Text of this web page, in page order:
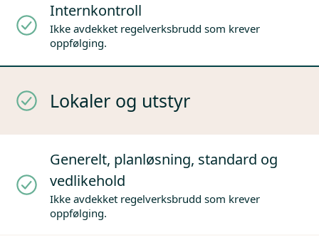
Internkontroll
Ikke avdekket regelverksbrudd som krever
oppfølging.
Lokaler og utstyr
Generelt, planløsning, standard og
vedlikehold
Ikke avdekket regelverksbrudd som krever
oppfølging.